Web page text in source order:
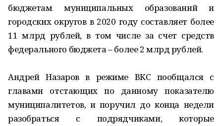
бюджетам муниципальных образований и
городских округов в 2020 году составляет более
11 млрд рублей, в том числе за счет средств
федерального бюджета – более 2 млрд рублей.
Андрей Назаров в режиме ВКС пообщался с
главами отстающих по данному показателю
муниципалитетов, и поручил до конца недели
разобраться с подрядчиками, которые